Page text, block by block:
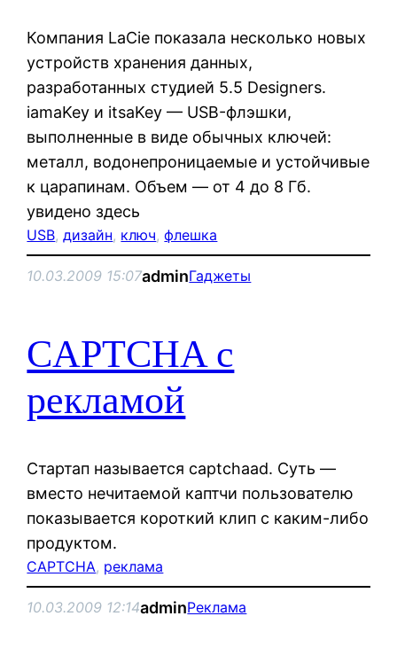
Компания LaCie показала несколько новых
устройств хранения данных,
разработанных студией 5.5 Designers.
iamaKey и itsaKey — USB-флэшки,
выполненные в виде обычных ключей:
металл, водонепроницаемые и устойчивые
к царапинам. Объем — от 4 до 8 Гб.
увидено здесь
USB, дизайн, ключ, флешка
10.03.2009 15:07adminГаджеты
CAPTCHA с
рекламой
Стартап называется captchaad. Суть —
вместо нечитаемой каптчи пользователю
показывается короткий клип с каким-либо
продуктом.
CAPTCHA, реклама
10.03.2009 12:14adminРеклама